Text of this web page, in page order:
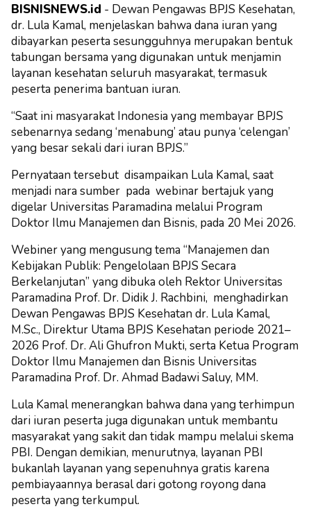
BISNISNEWS.id - Dewan Pengawas BPJS Kesehatan,
dr. Lula Kamal, menjelaskan bahwa dana iuran yang
dibayarkan peserta sesungguhnya merupakan bentuk
tabungan bersama yang digunakan untuk menjamin
layanan kesehatan seluruh masyarakat, termasuk
peserta penerima bantuan iuran.
“Saat ini masyarakat Indonesia yang membayar BPJS
sebenarnya sedang ‘menabung’ atau punya ‘celengan’
yang besar sekali dari iuran BPJS.”
Pernyataan tersebut disampaikan Lula Kamal, saat
menjadi nara sumber pada webinar bertajuk yang
digelar Universitas Paramadina melalui Program
Doktor Ilmu Manajemen dan Bisnis, pada 20 Mei 2026.
Webiner yang mengusung tema “Manajemen dan
Kebijakan Publik: Pengelolaan BPJS Secara
Berkelanjutan” yang dibuka oleh Rektor Universitas
Paramadina Prof. Dr. Didik J. Rachbini, menghadirkan
Dewan Pengawas BPJS Kesehatan dr. Lula Kamal,
M.Sc., Direktur Utama BPJS Kesehatan periode 2021–
2026 Prof. Dr. Ali Ghufron Mukti, serta Ketua Program
Doktor Ilmu Manajemen dan Bisnis Universitas
Paramadina Prof. Dr. Ahmad Badawi Saluy, MM.
Lula Kamal menerangkan bahwa dana yang terhimpun
dari iuran peserta juga digunakan untuk membantu
masyarakat yang sakit dan tidak mampu melalui skema
PBI. Dengan demikian, menurutnya, layanan PBI
bukanlah layanan yang sepenuhnya gratis karena
pembiayaannya berasal dari gotong royong dana
peserta yang terkumpul.